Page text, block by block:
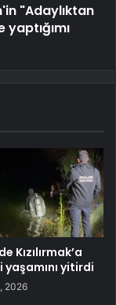
"Adaylıktan
yaptığımı
Kızılırmak’a
yaşamını yitirdi
2026